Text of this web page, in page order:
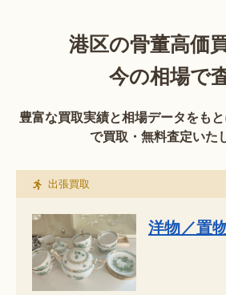
港区の骨董高価
今の相場で
豊富な買取実績と相場データをも
で買取・無料査定いた
出張買取
洋物／置